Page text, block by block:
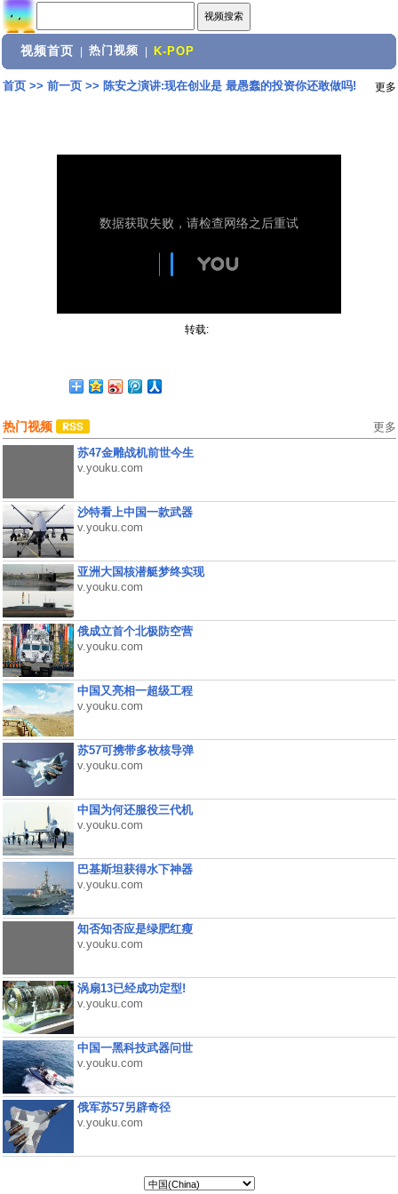
视频首页 热门视频 K-POP
首页>> 前一页>> 陈安之演讲:现在创业是 最愚蠢的投资你还敢做吗! 更多
转载:
热门视频 更多
苏47金雕战机前世今生
v.youku.com
沙特看上中国一款武器
v.youku.com
亚洲大国核潜艇梦终实现
v.youku.com
俄成立首个北极防空营
v.youku.com
中国又亮相一超级工程
v.youku.com
苏57可携带多枚核导弹
v.youku.com
中国为何还服役三代机
v.youku.com
巴基斯坦获得水下神器
v.youku.com
知否知否应是绿肥红瘦
v.youku.com
涡扇13已经成功定型!
v.youku.com
中国一黑科技武器问世
v.youku.com
俄军苏57另辟奇径
v.youku.com